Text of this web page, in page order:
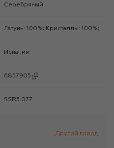
Серебряный
Латунь: 100%; Кристаллы: 100%;
Испания
6857905
SSR3.077
Другой город